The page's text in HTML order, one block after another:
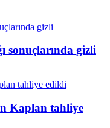
sonuçlarında gizli
Kaplan tahliye